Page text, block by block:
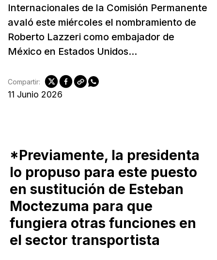
Internacionales de la Comisión Permanente
avaló este miércoles el nombramiento de
Roberto Lazzeri como embajador de
México en Estados Unidos...
11 Junio 2026
Compartir:
*Previamente, la presidenta
lo propuso para este puesto
en sustitución de Esteban
Moctezuma para que
fungiera otras funciones en
el sector transportista